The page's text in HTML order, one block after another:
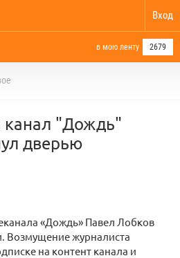
Вход
в мою ленту 2679
канал "Дождь"
дверью
«Дождь» Павел Лобков
Возмущение журналиста
на контент канала и